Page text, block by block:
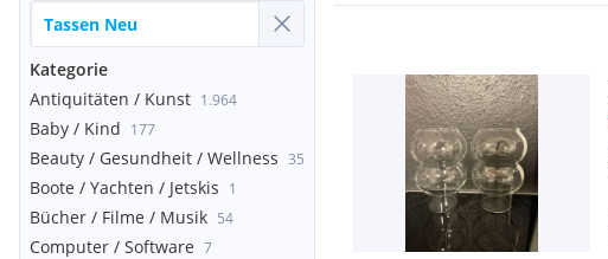
Kategorie
Antiquitäten / Kunst 1.964
Baby / Kind 177
Beauty / Gesundheit / Wellness 35
Boote / Yachten / Jetskis 1
Bücher / Filme / Musik 54
Computer / Software 7